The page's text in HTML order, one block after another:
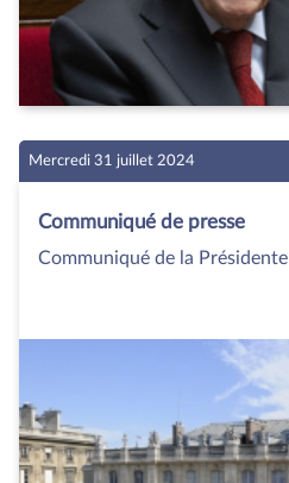
Mercredi 31 juillet 2024
Communiqué de presse
Communiqué de la Présidente